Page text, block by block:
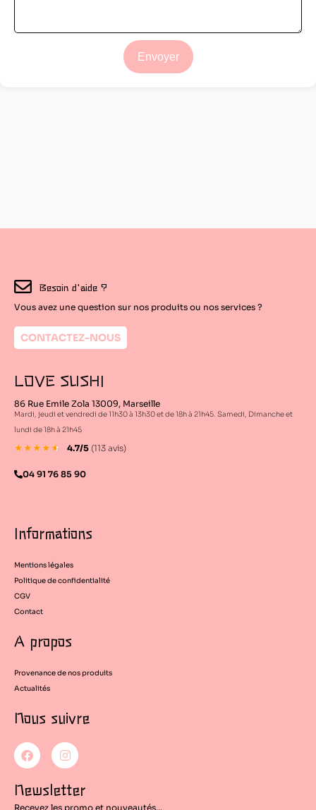
Envoyer
Besoin d'aide ?
Vous avez une question sur nos produits ou nos services ?
CONTACTEZ-NOUS
LOVE SUSHI
86 Rue Emile Zola 13009, Marseille
Mardi, jeudi et vendredi de 11h30 à 13h30 et de 18h à 21h45. Samedi, Dimanche et
lundi de 18h à 21h45
★ ★ ★ ★ ★
4.7/5 (113 avis)
04 91 76 85 90
Informations
Mentions légales
Politique de confidentialité
CGV
Contact
A propos
Provenance de nos produits
Actualités
Nous suivre
F
a
c
b
I
n
s
t
a
Newsletter
Recevez les promo et nouveautés...